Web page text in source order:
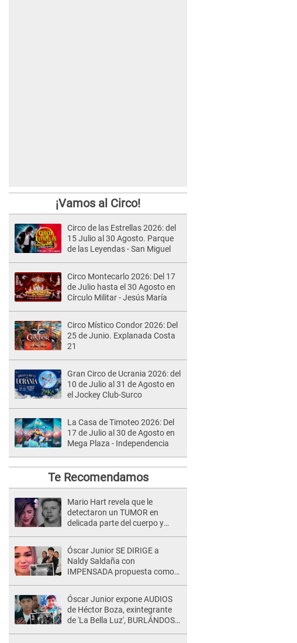
¡Vamos al Circo!
Circo de las Estrellas 2026: del
15 Julio al 30 Agosto. Parque
de las Leyendas - San Miguel
Circo Montecarlo 2026: Del 17
de Julio hasta el 30 Agosto en
Círculo Militar - Jesús María
Circo Místico Condor 2026: Del
25 de Junio. Explanada Costa
21
Gran Circo de Ucrania 2026: del
10 de Julio al 31 de Agosto en
el Jockey Club-Surco
La Casa de Timoteo 2026: Del
17 de Julio al 30 de Agosto en
Mega Plaza - Independencia
Te Recomendamos
Mario Hart revela que le
detectaron un TUMOR en
delicada parte del cuerpo y
muy fuertes..."
Óscar Junior SE DIRIGE a
Naldy Saldaña con
IMPENSADA propuesta como
denuncia: "Otro tipo de ley..."
Óscar Junior expone AUDIOS
de Héctor Boza, exintegrante
de 'La Bella Luz', BURLÁNDOSE